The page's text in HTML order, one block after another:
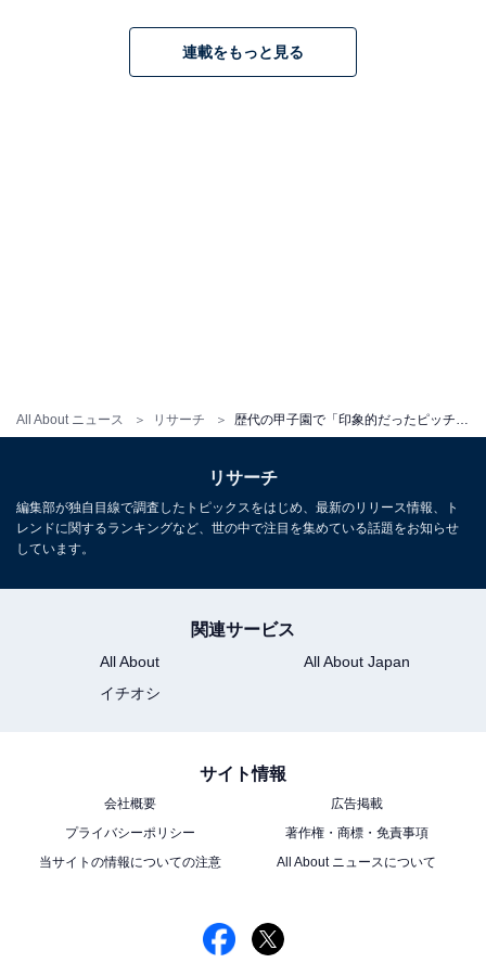
All About ニュース リサーチ
再試合も投げ抜いて、決勝での京都成章でノーヒットノ
ーランをする凄み。現在では到底考えられないひとりで
＞次ページ：8位までの全ランキング結果を見る
この記事の筆者：福島 ゆき プロフィール
アニメや漫画のレビュー、エンタメトピックスなどを中
心に、オールジャンルで執筆中のライター。時々、店舗
連載をもっと見る
リサーチ
編集部が独自目線で調査したトピックスをはじめ、最新のリリース情報、ト
レンドに関するランキングなど、世の中で注目を集めている話題をお知らせ
しています。
関連サービス
All About
All About Japan
イチオシ
サイト情報
会社概要
広告掲載
プライバシーポリシー
著作権・商標・免責事項
当サイトの情報についての注意
All About ニュースについて